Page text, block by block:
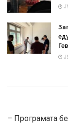
– Програмата